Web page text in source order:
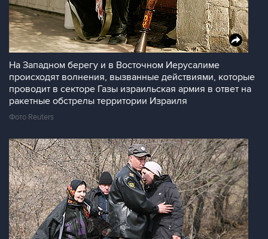
На Западном берегу и в Восточном Иерусалиме
происходят волнения, вызванные действиями, которые
проводит в секторе Газы израильская армия в ответ на
ракетные обстрелы территории Израиля
Фото Reuters